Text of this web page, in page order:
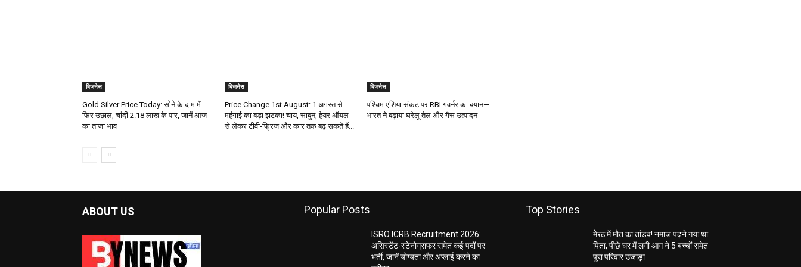
बिजनेस
Gold Silver Price Today: सोने के दाम में
फिर उछाल, चांदी ₹2.18 लाख के पार, जानें आज
का ताजा भाव
बिजनेस
Price Change 1st August: 1 अगस्त से
महंगाई का बड़ा झटका! चाय, साबुन, हेयर ऑयल
से लेकर टीवी-फ्रिज और कार तक बढ़ सकते हैं...
बिजनेस
पश्चिम एशिया संकट पर RBI गवर्नर का बयान—
भारत ने बढ़ाया घरेलू तेल और गैस उत्पादन
ABOUT US Popular Posts
ISRO ICRB Recruitment 2026:
असिस्टेंट-स्टेनोग्राफर समेत कई पदों पर
भर्ती, जानें योग्यता और अप्लाई करने का
Top Stories
मेरठ में मौत का तांडव! नमाज पढ़ने गया था
पिता, पीछे घर में लगी आग ने 5 बच्चों समेत
पूरा परिवार उजाड़ा